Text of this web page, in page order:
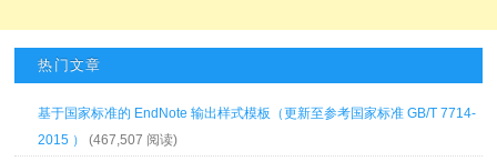
热门文章
基于国家标准的 EndNote 输出样式模板（更新至参考国家标准 GB/T 7714-
2015 ）
(467,507 阅读)